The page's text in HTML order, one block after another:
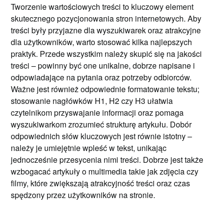
Tworzenie wartościowych treści to kluczowy element
skutecznego pozycjonowania stron internetowych. Aby
treści były przyjazne dla wyszukiwarek oraz atrakcyjne
dla użytkowników, warto stosować kilka najlepszych
praktyk. Przede wszystkim należy skupić się na jakości
treści – powinny być one unikalne, dobrze napisane i
odpowiadające na pytania oraz potrzeby odbiorców.
Ważne jest również odpowiednie formatowanie tekstu;
stosowanie nagłówków H1, H2 czy H3 ułatwia
czytelnikom przyswajanie informacji oraz pomaga
wyszukiwarkom zrozumieć strukturę artykułu. Dobór
odpowiednich słów kluczowych jest równie istotny –
należy je umiejętnie wpleść w tekst, unikając
jednocześnie przesycenia nimi treści. Dobrze jest także
wzbogacać artykuły o multimedia takie jak zdjęcia czy
filmy, które zwiększają atrakcyjność treści oraz czas
spędzony przez użytkowników na stronie.